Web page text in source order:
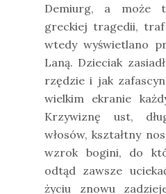
Demiurg, a może
greckiej tragedii, traf
wtedy wyświetlano
Laną. Dzieciak
rzędzie i jak
wielkim ekranie
Krzywiznę ust,
włosów, kształtny
wzrok bogini, do
odtąd zawsze
życiu znowu